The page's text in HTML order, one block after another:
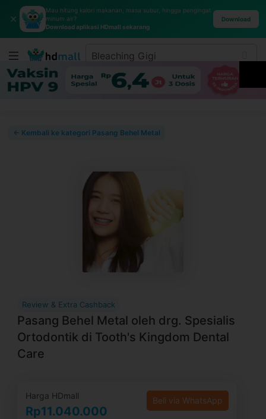
✕
Mau hitung kalori makanan, masa subur, hingga pengingat
minum air?
Download aplikasi HDmall sekarang
Download
← Kembali ke kategori Pasang Behel Metal
Review & Extra Cashback
Pasang Behel Metal oleh drg. Spesialis
Ortodontik di Tooth's Kingdom Dental
Care
Harga HDmall
Rp11.040.000
Beli via WhatsApp